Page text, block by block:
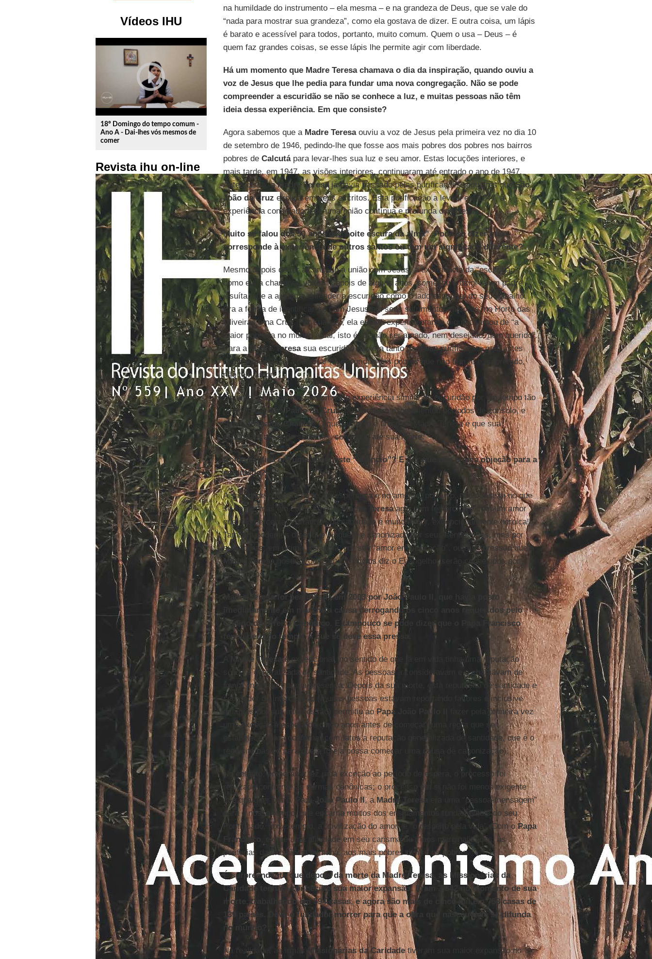
Vídeos IHU
play_circle_outline
18º Domingo do tempo comum -
Ano A - Dai-lhes vós mesmos de
comer
Revista ihu on-line
na humildade do instrumento – ela mesma – e na grandeza de Deus, que se vale do
“nada para mostrar sua grandeza”, como ela gostava de dizer. E outra coisa, um lápis
é barato e acessível para todos, portanto, muito comum. Quem o usa – Deus – é
quem faz grandes coisas, se esse lápis lhe permite agir com liberdade.
Há um momento que Madre Teresa chamava o dia da inspiração, quando ouviu a
voz de Jesus que lhe pedia para fundar uma nova congregação. Não se pode
compreender a escuridão se não se conhece a luz, e muitas pessoas não têm
ideia dessa experiência. Em que consiste?
Agora sabemos que a Madre Teresaouviu a voz de Jesus pela primeira vez no dia 10
de setembro de 1946, pedindo-lhe que fosse aos mais pobres dos pobres nos bairros
pobres de Calcutápara levar-lhes sua luz e seu amor. Estas locuções interiores, e
mais tarde, em 1947, as visões interiores, continuaram até entrado o ano de 1947.
Antes disso, aMadre Teresajá havia passado pelas purificações regulares queSão
João da Cruz explica em seus escritos. Esta purificação a levou, em 1947, à
experiência consoladora de uma união contínua e profunda com Jesus.
Muito se falou dos 50 anos de “noite escura da alma”. Pode-se dizer que
corresponde à experiência de outros santos ou tem um significado diferente?
Mesmo depois de ter alcançado a união com Jesus, a experiência da “escuridão”,
como ela a chamava, voltou. Depois de alguns anos, começou a dirigi-la um padre
jesuíta, que a ajudou a entender a escuridão como o lado espiritual do seu trabalho.
Era a forma de identificar-se com Jesus em seus sofrimentos maiores, no Horto das
Oliveiras e na Cruz. Por sua vez, ela estava experimentando o que chamou de “a
maior pobreza no mundo atual, isto é, de não ser amado, nem desejado, nem querido”.
Para a Madre Teresasua escuridão não era tanto para sua purificação, mas antes
como expiação, era penetrar na escuridão dos pobres que não têm fé e, sobretudo,
não têm amor.
Os únicos santos que tiveram uma experiência similar de escuridão por um tempo tão
longo foramSão Paulo da Cruz, que também experimentou períodos de consolo, e
Santa Joana de Chantal. O que também é único na Madre Teresa é que sua
escuridão, até onde sabemos, continuou até sua morte.
Como explica em uma santa este “silêncio”? E por que não é uma objeção para a
santidade?
A santidade consiste na fé, na esperança e no amor, e, portanto, não consiste no que
se sente, mas em como se age.Madre Teresaagiu com fé heroica e com um amor
que não percebia. Portanto, sua santidade é muito maior, excepcionalmente heroica!
Também podemos dizer que ninguém é canonizado por seus sentimentos, mas por
suas obras; em última instância, por seu “amor em viva ação”, outra expressão que a
Madre Teresa
gostava de usar. Como nos diz o Evangelho: serão conhecidos por
seus frutos.
Madre Teresa foi beatificada em 2003 por João Paulo II, que havia posto
imediatamente em marcha a causa derrogando os cinco anos requeridos pelo
Código de Direito Canônico. E tampouco se pode dizer que o Papa Francisco
tenha perdido tempo. A que se deve essa pressa.
Madre Teresa é excepcional, no sentido de que já em vida tinha uma reputação
sólida e generalizada de santidade. As pessoas a consideravam e a chamavam de
santa, inclusive na sua presença. Depois da sua morte, esta reputação de santidade e
seu poder de intercessão (muitas pessoas estavam reportando favores e inclusive
milagres por sua intercessão) permitiu aoPapa João Paulo II
fazer pela primeira vez
uma exceção à espera de cinco anos antes de começar (uma regra que se
estabeleceu para confirmar com fatos a reputação generalizada de santidade, que é o
requisito básico para que a Igreja possa começar uma causa de canonização).
No entanto, embora se fez uma exceção ao período de espera, o processo foi
realizado conforme as normas canônicas; o processo em si não foi menos exigente
que qualquer outro. Para
João Paulo II, aMadre Teresa
era uma “pessoa-mensagem”
para o nosso tempo, que encarna muitos dos ensinamentos fundamentais do seu
Pontificado, por exemplo, a “civilização do amor” e “o respeito pela vida”. Com oPapa
Francisco
, existe uma afinidade em seu carisma de ir aos marginalizados, às
periferias da existência humana, aos mais pobres dentre os pobres.
É surpreendente que depois da morte da Madre Teresa, as Missionárias da
Caridade tenham conhecido sua maior expansão. Eram 3.842 no momento de sua
morte, trabalhando em 594 casas, e agora são mais de cinco mil em 758 casas de
139 países. Deve o fundador morrer para que a obra que nasceu dele se difunda
no mundo?
Na realidade, as irmãs Missionárias da Caridadetiveram sua maior expansão no